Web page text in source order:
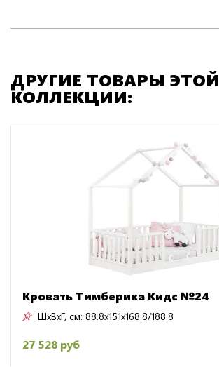
ДРУГИЕ ТОВАРЫ ЭТОЙ
КОЛЛЕКЦИИ:
Кровать Тимберика Кидс №24
ШxВxГ, см: 88.8x151x168.8/188.8
27 528 руб